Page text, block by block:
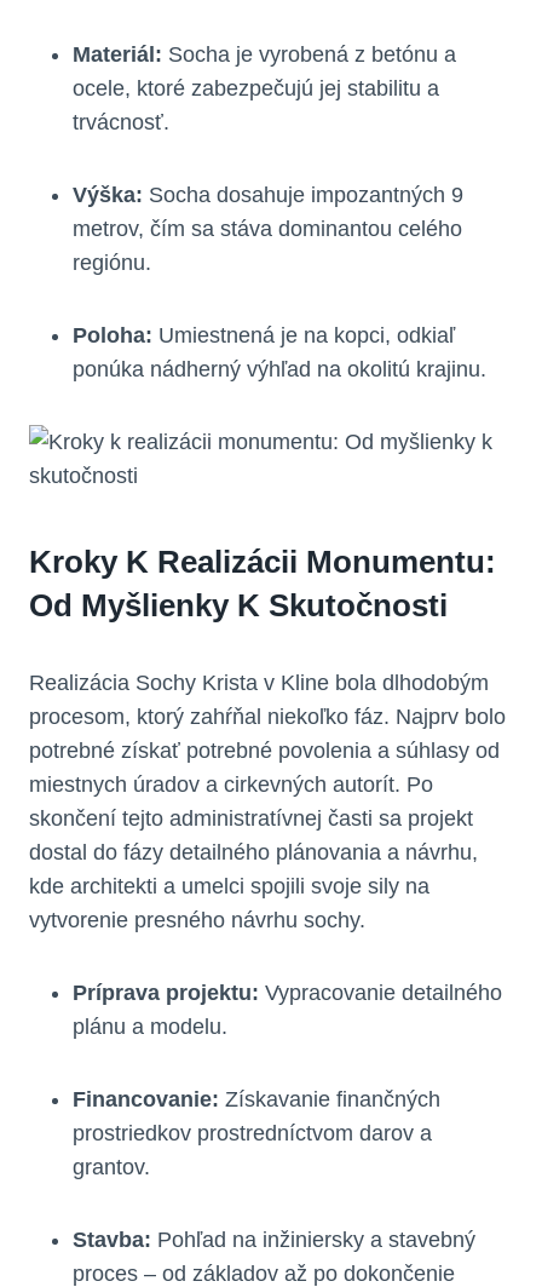
Materiál: Socha je vyrobená z betónu a
ocele, ktoré zabezpečujú jej stabilitu a
trvácnosť.
Výška: Socha dosahuje impozantných 9
metrov, čím sa stáva dominantou celého
regiónu.
Poloha: Umiestnená je na kopci, odkiaľ
ponúka nádherný výhľad na okolitú krajinu.
Kroky K Realizácii Monumentu:
Od Myšlienky K Skutočnosti
Realizácia Sochy Krista v Kline bola dlhodobým
procesom, ktorý zahŕňal niekoľko fáz. Najprv bolo
potrebné získať potrebné povolenia a súhlasy od
miestnych úradov a cirkevných autorít. Po
skončení tejto administratívnej časti sa projekt
dostal do fázy detailného plánovania a návrhu,
kde architekti a umelci spojili svoje sily na
vytvorenie presného návrhu sochy.
Príprava projektu: Vypracovanie detailného
plánu a modelu.
Financovanie: Získavanie finančných
prostriedkov prostredníctvom darov a
grantov.
Stavba: Pohľad na inžiniersky a stavebný
proces – od základov až po dokončenie